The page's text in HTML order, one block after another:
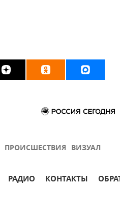
ПРОИСШЕСТВИЯ ВИЗУАЛ
РАДИО КОНТАКТЫ